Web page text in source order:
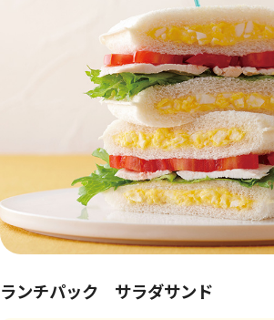
ランチパック サラダサンド